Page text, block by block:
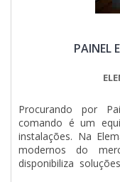
PAINEL
Procurando por
comando é um
instalações. Na
modernos do
disponibiliza